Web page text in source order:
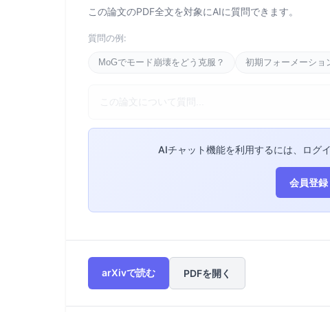
この論文のPDF全文を対象にAIに質問できます。
質問の例:
MoGでモード崩壊をどう克服？ 初期フォーメーショ
AIチャット機能を利用するには、ログ
会員登
arXivで読む PDFを開く